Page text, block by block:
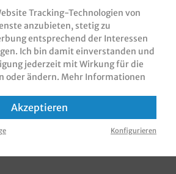
Größen gemäß Auswahl, z.B.
Gas…Mehr
Produktsicherheit
Tracking-Technologien von
anzubieten, stetig zu
entsprechend der Interessen
Ich bin damit einverstanden und
jederzeit mit Wirkung für die
oder ändern. Mehr Informationen
Akzeptieren
Konfigurieren